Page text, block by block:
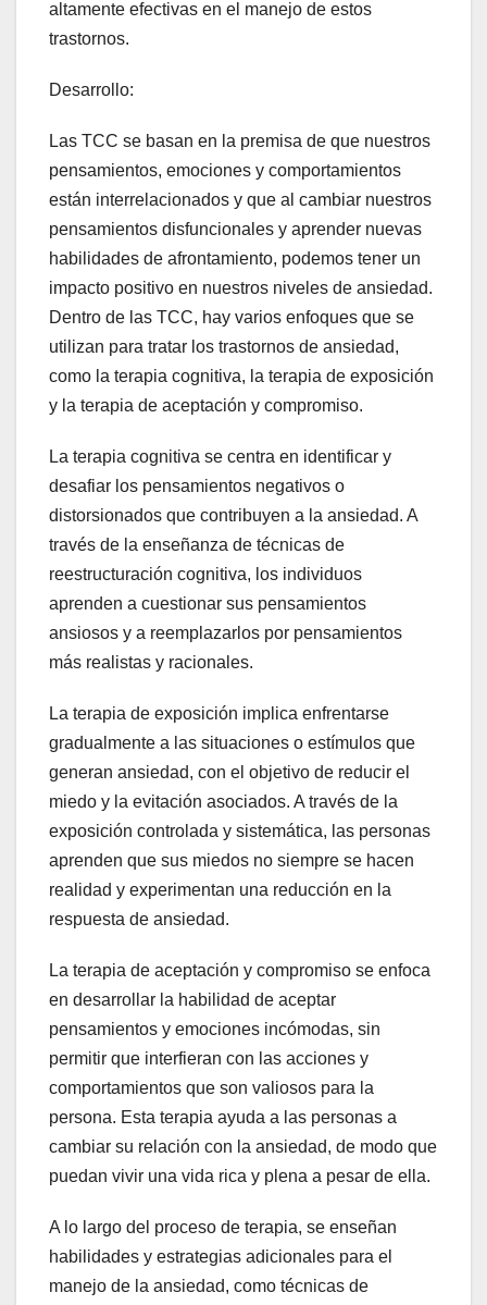
altamente efectivas en el manejo de estos
trastornos.
Desarrollo:
Las TCC se basan en la premisa de que nuestros
pensamientos, emociones y comportamientos
están interrelacionados y que al cambiar nuestros
pensamientos disfuncionales y aprender nuevas
habilidades de afrontamiento, podemos tener un
impacto positivo en nuestros niveles de ansiedad.
Dentro de las TCC, hay varios enfoques que se
utilizan para tratar los trastornos de ansiedad,
como la terapia cognitiva, la terapia de exposición
y la terapia de aceptación y compromiso.
La terapia cognitiva se centra en identificar y
desafiar los pensamientos negativos o
distorsionados que contribuyen a la ansiedad. A
través de la enseñanza de técnicas de
reestructuración cognitiva, los individuos
aprenden a cuestionar sus pensamientos
ansiosos y a reemplazarlos por pensamientos
más realistas y racionales.
La terapia de exposición implica enfrentarse
gradualmente a las situaciones o estímulos que
generan ansiedad, con el objetivo de reducir el
miedo y la evitación asociados. A través de la
exposición controlada y sistemática, las personas
aprenden que sus miedos no siempre se hacen
realidad y experimentan una reducción en la
respuesta de ansiedad.
La terapia de aceptación y compromiso se enfoca
en desarrollar la habilidad de aceptar
pensamientos y emociones incómodas, sin
permitir que interfieran con las acciones y
comportamientos que son valiosos para la
persona. Esta terapia ayuda a las personas a
cambiar su relación con la ansiedad, de modo que
puedan vivir una vida rica y plena a pesar de ella.
A lo largo del proceso de terapia, se enseñan
habilidades y estrategias adicionales para el
manejo de la ansiedad, como técnicas de